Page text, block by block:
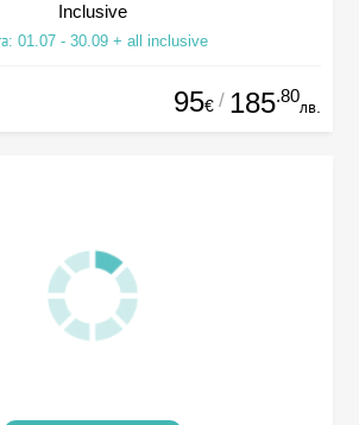
Inclusive
01.07 - 30.09 + all inclusive
95€ / 185.80
лв.